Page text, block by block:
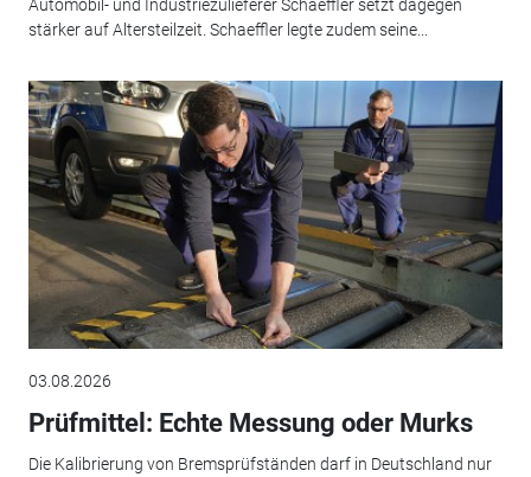
Automobil- und Industriezulieferer Schaeffler setzt dagegen
stärker auf Altersteilzeit. Schaeffler legte zudem seine...
03.08.2026
Prüfmittel: Echte Messung oder Murks
Die Kalibrierung von Bremsprüfständen darf in Deutschland nur